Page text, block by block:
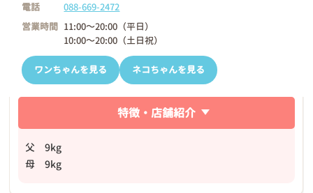
電話
088-669-2472
営業時間 11:00～20:00（平日）
10:00～20:00（土日祝）
ワンちゃんを見る ネコちゃんを見る
特徴・店舗紹介
父 9kg
母 9kg